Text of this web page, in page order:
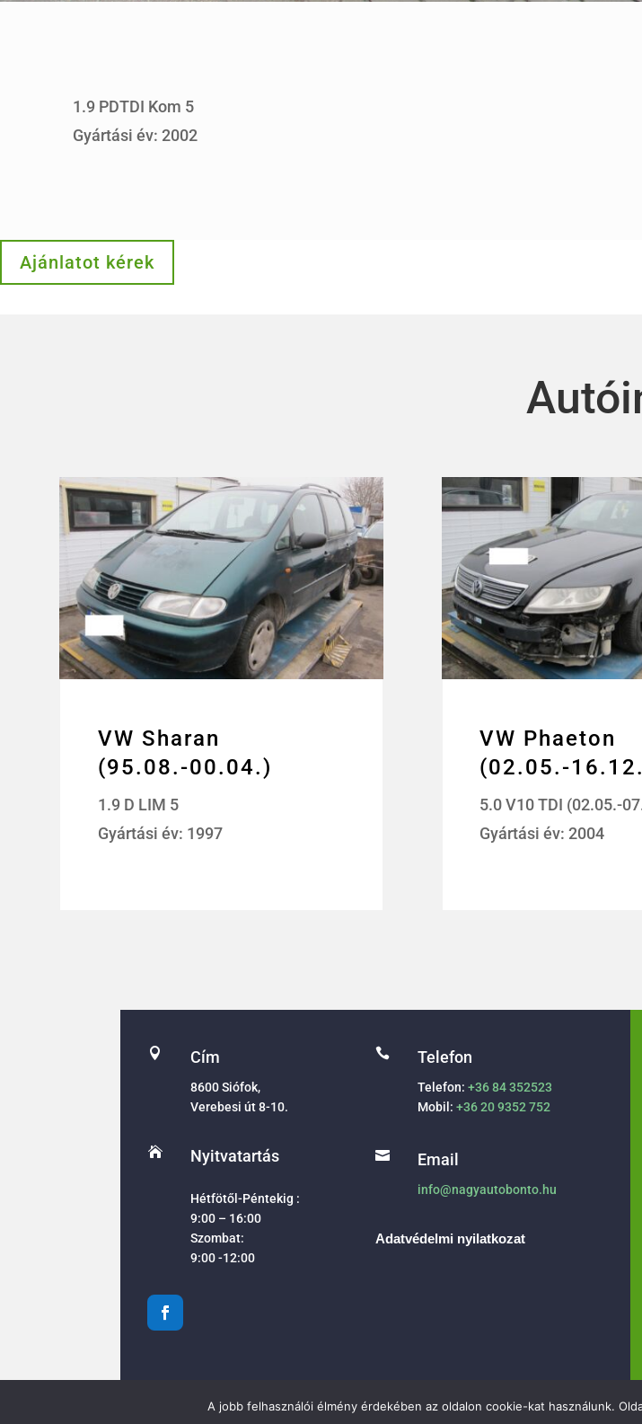
1.9 PDTDI Kom 5
Gyártási év: 2002
Ajánlatot kérek
VW Sharan
(95.08.-00.04.)
1.9 D LIM 5
Gyártási év: 1997
VW Phaeton
(02.05.-
5.0 V10 TDI (02.05.-
Gyártási év: 2004
 Cím
8600 Siófok,
Verebesi út 8-10.
 Nyitvatartás
Hétfötől-Péntekig :
9:00 – 16:00
Szombat:
9:00 -12:00
 Telefon
Telefon:+36 84 352523
Mobil:+36 20 9352 752
 Email
info@nagyautobonto.hu
Adatvédelmi nyilatkozat
A jobb felhasználói élmény érdekében az oldalon cookie-kat használunk.